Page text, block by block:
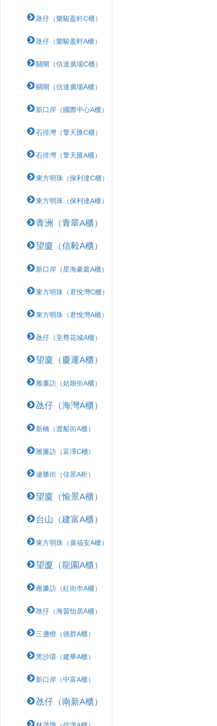
氹仔（樂駿盈軒C櫃）
氹仔（樂駿盈軒A櫃）
關閘（信達廣場C櫃）
關閘（信達廣場A櫃）
新口岸（國際中心A櫃）
石排灣（擎天匯C櫃）
石排灣（擎天匯A櫃）
東方明珠（保利達C櫃）
東方明珠（保利達A櫃）
青洲（青翠A櫃）
望廈（信毅A櫃）
新口岸（星海豪庭A櫃）
東方明珠（君悅灣C櫃）
東方明珠（君悅灣A櫃）
氹仔（至尊花城A櫃）
望廈（慶運A櫃）
雅廉訪（姑娘街A櫃）
氹仔（海灣A櫃）
新橋（渡船街A櫃）
雅廉訪（富澤C櫃）
連勝街（佳景A柜）
望廈（愉景A櫃）
台山（建富A櫃）
東方明珠（廣福安A櫃）
望廈（龍園A櫃）
雅廉訪（紅街巿A櫃）
氹仔（海茵怡居A櫃）
三盞燈（德群A櫃）
黑沙環（建華A櫃）
新口岸（中富A櫃）
氹仔（南新A櫃）